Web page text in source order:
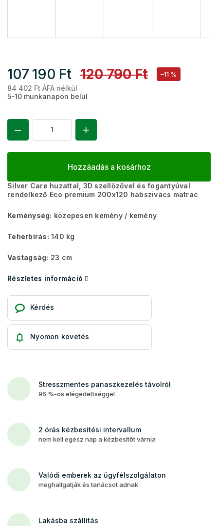
120 790 Ft –11 %
107 190 Ft
84 402 Ft ÁFA nélkül
5-10 munkanapon belül
Hozzáadás a kosárhoz
Silver Care huzattal, 3D szellőzővel és fogantyúval
rendelkező Eco premium 200x120 habszivacs matrac
Keménység: közepesen kemény / kemény
Teherbírás: 140 kg
Vastagság: 23 cm
Részletes információ
Kérdés
Nyomon követés
Stresszmentes panaszkezelés távolról
96 %-os elégedettséggel
2 órás kézbesítési intervallum
nem kell egész nap a kézbesítőt várnia
Valódi emberek az ügyfélszolgálaton
meghallgatják és tanácsot adnak
Lakásba szállítás